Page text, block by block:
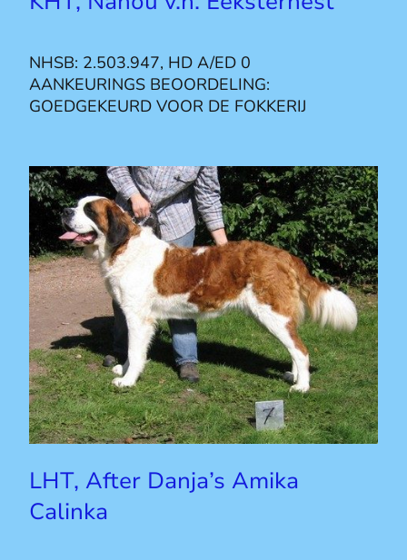
NHSB: 2.503.947, HD A/ED 0
AANKEURINGS BEOORDELING:
GOEDGEKEURD VOOR DE FOKKERIJ
LHT, After Danja’s Amika
Calinka